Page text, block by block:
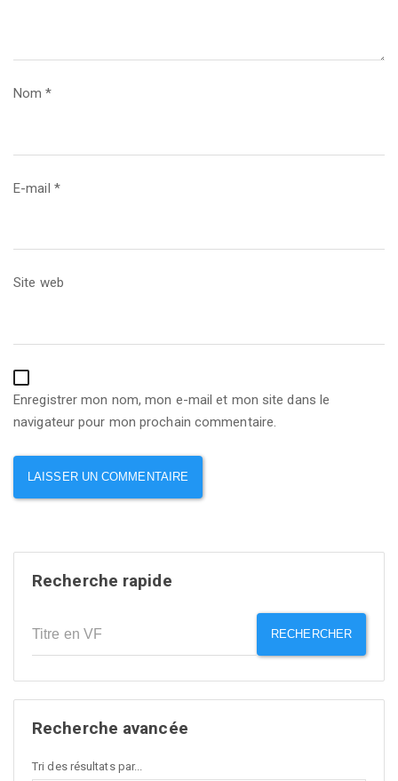
Nom*
E-mail *
Site web
Enregistrer mon nom, mon e-mail et mon site dans le
navigateur pour mon prochain commentaire.
Recherche rapide
RECHERCHER
Recherche avancée
Tri des résultats par...